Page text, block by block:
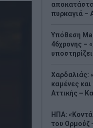
πυρκαγιά –
Υπόθεση
46χρονης –
Χαρδαλιάς:
καμένες
Αττικής –
ΗΠΑ:
του Ορμούζ